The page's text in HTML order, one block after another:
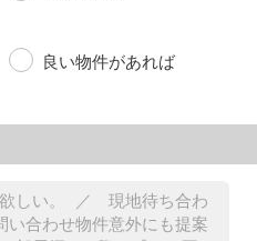
良い物件があれば